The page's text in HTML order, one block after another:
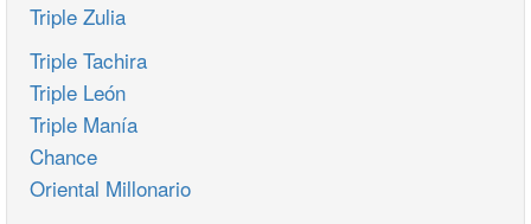
Triple Zulia
Triple Tachira
Triple León
Triple Manía
Chance
Oriental Millonario